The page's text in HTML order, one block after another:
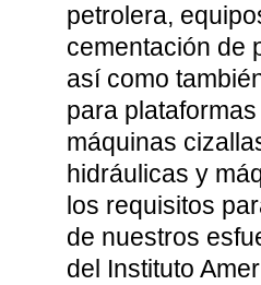
petrolera,
cementación de
así como
para
máquinas
hidráulicas y
los requisitos
de nuestros
del Instituto